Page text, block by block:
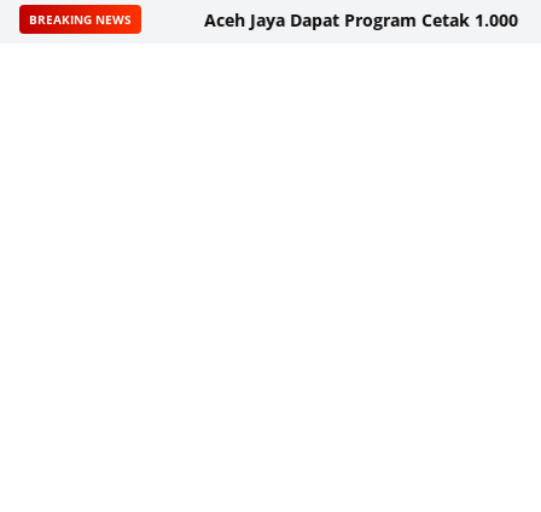
BREAKING NEWS Aceh Jaya Dapat Program Cetak 1.000